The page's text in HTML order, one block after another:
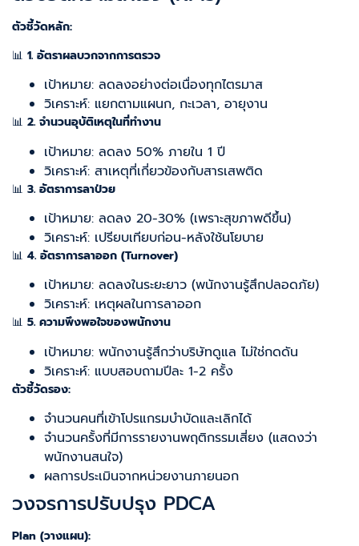
ตัวชี้วัดหลัก:
📊 1. อัตราผลบวกจากการตรวจ
เป้าหมาย: ลดลงอย่างต่อเนื่องทุกไตรมาส
วิเคราะห์: แยกตามแผนก, กะเวลา, อายุงาน
📊 2. จำนวนอุบัติเหตุในที่ทำงาน
เป้าหมาย: ลดลง 50% ภายใน 1 ปี
วิเคราะห์: สาเหตุที่เกี่ยวข้องกับสารเสพติด
📊 3. อัตราการลาป่วย
เป้าหมาย: ลดลง 20-30% (เพราะสุขภาพดีขึ้น)
วิเคราะห์: เปรียบเทียบก่อน-หลังใช้นโยบาย
📊 4. อัตราการลาออก (Turnover)
เป้าหมาย: ลดลงในระยะยาว (พนักงานรู้สึกปลอดภัย)
วิเคราะห์: เหตุผลในการลาออก
📊 5. ความพึงพอใจของพนักงาน
เป้าหมาย: พนักงานรู้สึกว่าบริษัทดูแล ไม่ใช่กดดัน
วิเคราะห์: แบบสอบถามปีละ 1-2 ครั้ง
ตัวชี้วัดรอง:
จำนวนคนที่เข้าโปรแกรมบำบัดและเลิกได้
จำนวนครั้งที่มีการรายงานพฤติกรรมเสี่ยง (แสดงว่า
พนักงานสนใจ)
ผลการประเมินจากหน่วยงานภายนอก
วงจรการปรับปรุง PDCA
Plan (วางแผน):